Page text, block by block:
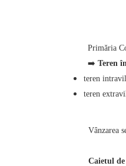
Primăria
➡ ️Teren
teren
teren
Vânzarea
Caietul